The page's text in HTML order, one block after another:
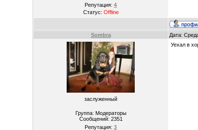
Репутация:4
Статус: Offline
Sombra Дата:
заслуженный
Группа: Модераторы
Сообщений: 2351
Репутация:3
Уехал в